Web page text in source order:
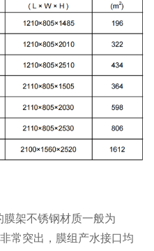
膜架不锈钢材质一般为
常突出，膜组产水接口均